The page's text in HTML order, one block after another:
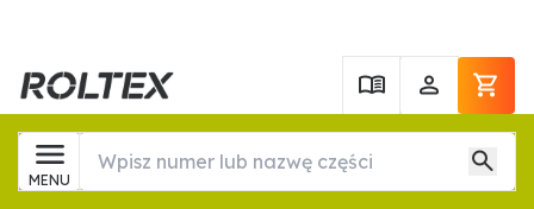
MENU